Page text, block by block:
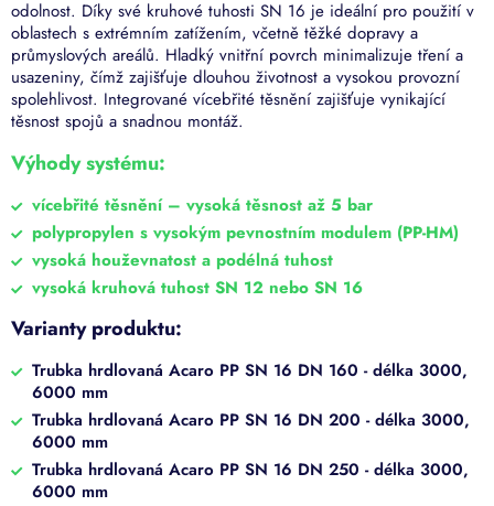
odolnost. Díky své kruhové tuhosti SN 16 je ideální pro použití v
oblastech s extrémním zatížením, včetně těžké dopravy a
průmyslových areálů. Hladký vnitřní povrch minimalizuje tření a
usazeniny, čímž zajišťuje dlouhou životnost a vysokou provozní
spolehlivost. Integrované vícebřité těsnění zajišťuje vynikající
těsnost spojů a snadnou montáž.
Výhody systému:
vícebřité těsnění – vysoká těsnost až 5 bar
polypropylen s vysokým pevnostním modulem (PP-HM)
vysoká houževnatost a podélná tuhost
vysoká kruhová tuhost SN 12 nebo SN 16
Varianty produktu:
Trubka hrdlovaná Acaro PP SN 16 DN 160 - délka 3000,
6000 mm
Trubka hrdlovaná Acaro PP SN 16 DN 200 - délka 3000,
6000 mm
Trubka hrdlovaná Acaro PP SN 16 DN 250 - délka 3000,
6000 mm